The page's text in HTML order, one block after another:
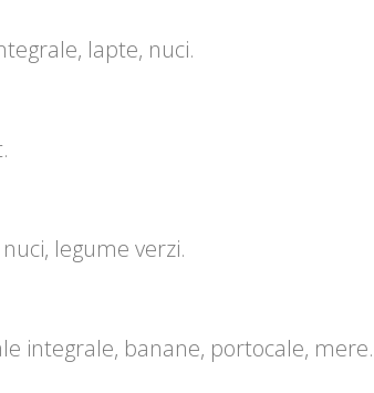
lapte, nuci.
legume verzi.
integrale, banane, portocale, mere.